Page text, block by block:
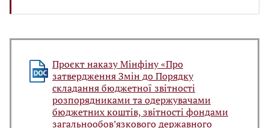
Проєкт наказу Мінфіну «Про
затвердження Змін до Порядку
складання бюджетної звітності
розпорядниками та одержувачами
бюджетних коштів, звітності фондами
загальнообов’язкового державного